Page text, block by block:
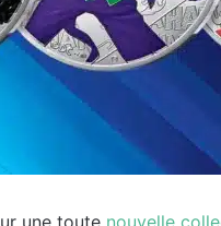
une toute nouvelle